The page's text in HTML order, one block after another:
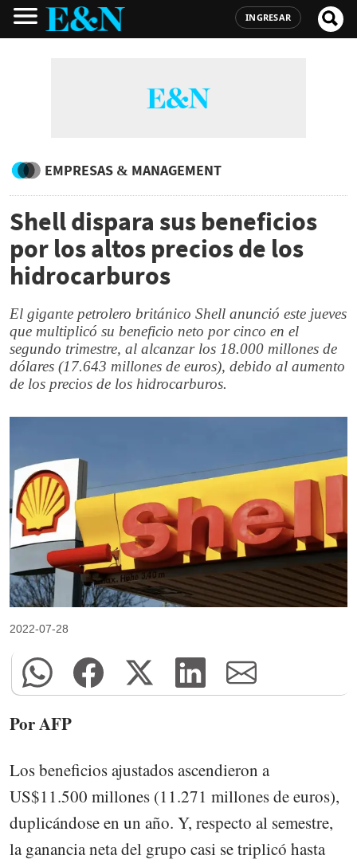
INGRESAR
EMPRESAS & MANAGEMENT
Shell dispara sus beneficios
por los altos precios de los
hidrocarburos
El gigante petrolero británico Shell anunció este jueves
que multiplicó su beneficio neto por cinco en el
segundo trimestre, al alcanzar los 18.000 millones de
dólares (17.643 millones de euros), debido al aumento
de los precios de los hidrocarburos.
2022-07-28
Por AFP
Los beneficios ajustados ascendieron a
US$11.500 millones (11.271 millones de euros),
duplicándose en un año. Y, respecto al semestre,
la ganancia neta del grupo casi se triplicó hasta